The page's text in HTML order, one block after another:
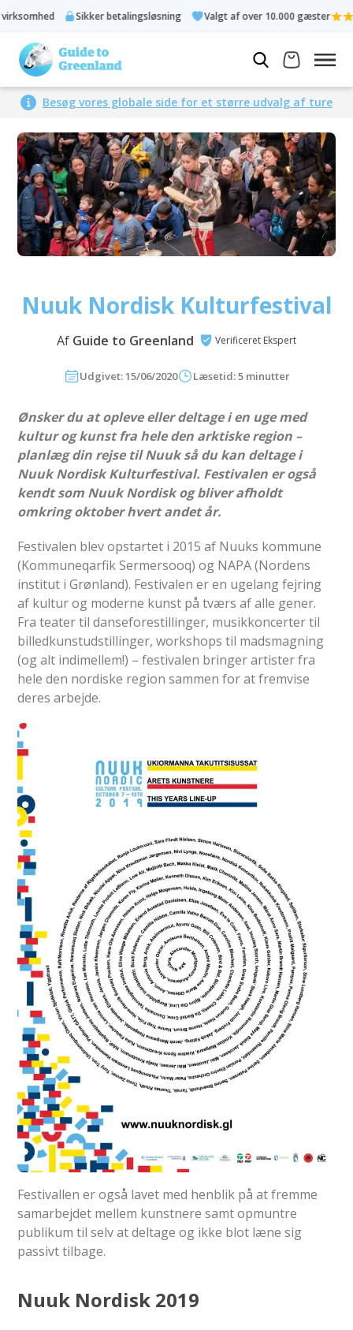
Sikker betalingsløsning Valgt af over 10.000 gæster
Besøg vores globale side for et større udvalg af ture
Nuuk Nordisk Kulturfestival
Af Guide to Greenland Verificeret Ekspert
Udgivet: 15/06/2020 Læsetid: 5 minutter
Ønsker du at opleve eller deltage i en uge med
kultur og kunst fra hele den arktiske region –
planlæg din rejse til Nuuk så du kan deltage i
Nuuk Nordisk Kulturfestival. Festivalen er også
kendt som Nuuk Nordisk og bliver afholdt
omkring oktober hvert andet år.
Festivalen blev opstartet i 2015 af Nuuks kommune
(Kommuneqarfik Sermersooq) og NAPA (Nordens
institut i Grønland). Festivalen er en ugelang fejring
af kultur og moderne kunst på tværs af alle gener.
Fra teater til danseforestillinger, musikkoncerter til
billedkunstudstillinger, workshops til madsmagning
(og alt indimellem!) – festivalen bringer artister fra
hele den nordiske region sammen for at fremvise
deres arbejde.
Festivallen er også lavet med henblik på at fremme
samarbejdet mellem kunstnere samt opmuntre
publikum til selv at deltage og ikke blot læne sig
passivt tilbage.
Nuuk Nordisk 2019